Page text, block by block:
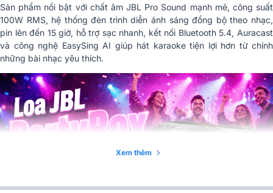
Định dạng phát nhạc
qua USB
MP3, WAV, FLAC (không áp dụng
cho khu vực EMEA)
Loại cáp nguồn Cáp nguồn AC (tùy từng khu vực)
Chiều dài cáp nguồn 2 m
Treble 2 loa vòm 2 cm
Tỷ lệ tín hiệu trên
> 80 dB
Hồ sơ Bluetooth
Sản phẩm nổi bật với chất âm JBL Pro Sound mạnh mẽ, công suất
100W RMS, hệ thống đèn trình diễn ánh sáng đồng bộ theo nhạc,
pin lên đến 15 giờ, hỗ trợ sạc nhanh, kết nối Bluetooth 5.4, Auracast
và công nghệ EasySing AI giúp hát karaoke tiện lợi hơn từ chính
những bài nhạc yêu thích.
Xem thêm